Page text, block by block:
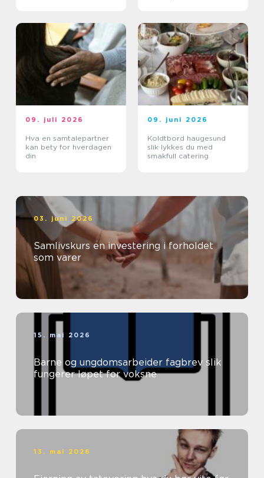
09. juli 2026
Hva en samtalepartner
kan bety for hverdagen
din
09. juni 2026
Koldtbord haugesund
slik lykkes du med
smakfull catering
03. juni 2026
Samlivskurs en investering i forholdet
som varer
15. mai 2026
Barne og ungdomsarbeider fagbrev slik
fungerer løpet for voksne
13. mai 2026